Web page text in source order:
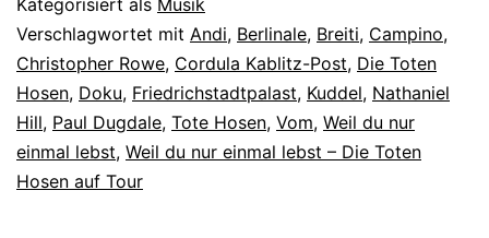
Kategorisiert als Musik
Verschlagwortet mit Andi, Berlinale, Breiti, Campino,
Christopher Rowe, Cordula Kablitz-Post, Die Toten
Hosen, Doku, Friedrichstadtpalast, Kuddel, Nathaniel
Hill, Paul Dugdale, Tote Hosen, Vom, Weil du nur
einmal lebst, Weil du nur einmal lebst – Die Toten
Hosen auf Tour